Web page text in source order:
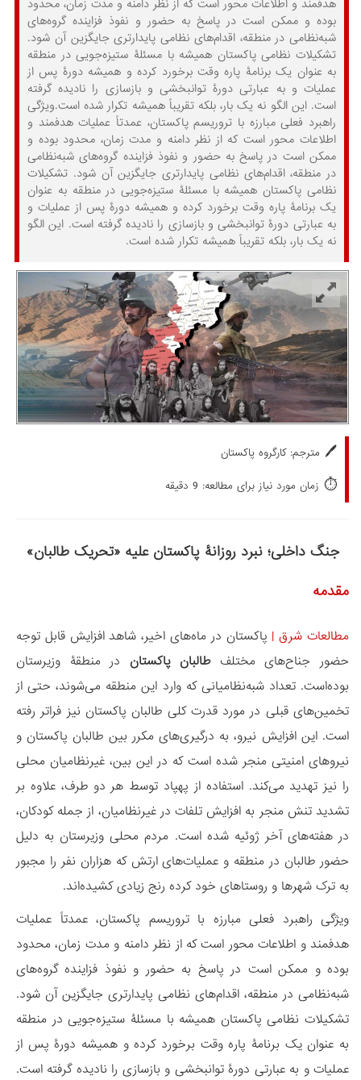
هدفمند و اطلاعات محور است که از نظر دامنه و مدت زمان، محدود
بوده و ممکن است در پاسخ به حضور و نفوذ فزاینده گروه‌های
شبه‌نظامی در منطقه، اقدام‌های نظامی پایدارتری جایگزین آن شود.
تشکیلات نظامی پاکستان همیشه با مسئلۀ ستیزه‌جویی در منطقه
به عنوان یک برنامۀ پاره وقت برخورد کرده و همیشه دورۀ پس از
عملیات و به عبارتی دورۀ توانبخشی و بازسازی را نادیده گرفته
است. این الگو نه یک بار، بلکه تقریباً همیشه تکرار شده است.ویژگی
راهبرد فعلی مبارزه با تروریسم پاکستان، عمدتاً عملیات هدفمند و
اطلاعات محور است که از نظر دامنه و مدت زمان، محدود بوده و
ممکن است در پاسخ به حضور و نفوذ فزاینده گروه‌های شبه‌نظامی
در منطقه، اقدام‌های نظامی پایدارتری جایگزین آن شود. تشکیلات
نظامی پاکستان همیشه با مسئلۀ ستیزه‌جویی در منطقه به عنوان
یک برنامۀ پاره وقت برخورد کرده و همیشه دورۀ پس از عملیات و
به عبارتی دورۀ توانبخشی و بازسازی را نادیده گرفته است. این الگو
نه یک بار، بلکه تقریباً همیشه تکرار شده است.
🖊️ مترجم: کارگروه پاکستان
⏱️ زمان مورد نیاز برای مطالعه: 9 دقیقه
جنگ داخلی؛ نبرد روزانۀ پاکستان علیه «تحریک طالبان»
مقدمه
مطالعات شرق| پاکستان در ماه‌های اخیر، شاهد افزایش قابل توجه
حضور جناح‌های مختلفطالبان پاکستان در منطقۀ وزیرستان
بوده‌است. تعداد شبه‌نظامیانی که وارد این منطقه می‌شوند، حتی از
تخمین‌های قبلی در مورد قدرت کلی طالبان پاکستان نیز فراتر رفته
است. این افزایش نیرو، به درگیری‌های مکرر بین طالبان پاکستان و
نیروهای امنیتی منجر شده است که در این بین، غیرنظامیان محلی
را نیز تهدید می‌کند. استفاده از پهپاد توسط هر دو طرف، علاوه بر
تشدید تنش منجر به افزایش تلفات در غیرنظامیان، از جمله کودکان،
در هفته‌های آخر ژوئیه شده است. مردم محلی وزیرستان به دلیل
حضور طالبان در منطقه و عملیات‌های ارتش که هزاران نفر را مجبور
به ترک شهرها و روستاهای خود کرده رنج زیادی کشیده‌اند.
ویژگی راهبرد فعلی مبارزه با تروریسم پاکستان، عمدتاً عملیات
هدفمند و اطلاعات محور است که از نظر دامنه و مدت زمان، محدود
بوده و ممکن است در پاسخ به حضور و نفوذ فزاینده گروه‌های
شبه‌نظامی در منطقه، اقدام‌های نظامی پایدارتری جایگزین آن شود.
تشکیلات نظامی پاکستان همیشه با مسئلۀ ستیزه‌جویی در منطقه
به عنوان یک برنامۀ پاره وقت برخورد کرده و همیشه دورۀ پس از
عملیات و به عبارتی دورۀ توانبخشی و بازسازی را نادیده گرفته است.